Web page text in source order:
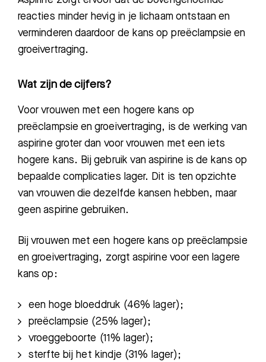
Zoeken
Meest gezocht:
Bezoektijden
Afdelingen
reacties minder hevig in je lichaam ontstaan en
verminderen daardoor de kans op preëclampsie en
groeivertraging.
Wat zijn de cijfers?
Voor vrouwen met een hogere kans op
preëclampsie en groeivertraging, is de werking van
aspirine groter dan voor vrouwen met een iets
hogere kans. Bij gebruik van aspirine is de kans op
bepaalde complicaties lager. Dit is ten opzichte
van vrouwen die dezelfde kansen hebben, maar
geen aspirine gebruiken.
Bij vrouwen met een hogere kans op preëclampsie
en groeivertraging, zorgt aspirine voor een lagere
kans op:
een hoge bloeddruk (46% lager);
preëclampsie (25% lager);
vroeggeboorte (11% lager);
sterfte bij het kindje (31% lager);